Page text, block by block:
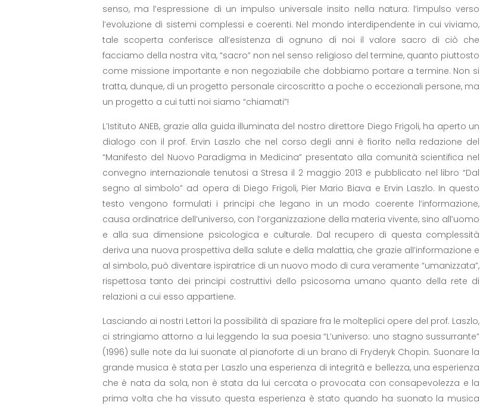
senso, ma l’espressione di un impulso universale insito nella natura: l’impulso verso
l’evoluzione di sistemi complessi e coerenti. Nel mondo interdipendente in cui viviamo,
tale scoperta conferisce all’esistenza di ognuno di noi il valore sacro di ciò che
facciamo della nostra vita, “sacro” non nel senso religioso del termine, quanto piuttosto
come missione importante e non negoziabile che dobbiamo portare a termine. Non si
tratta, dunque, di un progetto personale circoscritto a poche o eccezionali persone, ma
un progetto a cui tutti noi siamo “chiamati”!
L’Istituto ANEB, grazie alla guida illuminata del nostro direttore Diego Frigoli, ha aperto un
dialogo con il prof. Ervin Laszlo che nel corso degli anni è fiorito nella redazione del
“Manifesto del Nuovo Paradigma in Medicina” presentato alla comunità scientifica nel
convegno internazionale tenutosi a Stresa il 2 maggio 2013 e pubblicato nel libro “Dal
segno al simbolo” ad opera di Diego Frigoli, Pier Mario Biava e Ervin Laszlo. In questo
testo vengono formulati i principi che legano in un modo coerente l’informazione,
causa ordinatrice dell’universo, con l’organizzazione della materia vivente, sino all’uomo
e alla sua dimensione psicologica e culturale. Dal recupero di questa complessità
deriva una nuova prospettiva della salute e della malattia, che grazie all’informazione e
al simbolo, può diventare ispiratrice di un nuovo modo di cura veramente “umanizzata”,
rispettosa tanto dei principi costruttivi dello psicosoma umano quanto della rete di
relazioni a cui esso appartiene.
Lasciando ai nostri Lettori la possibilità di spaziare fra le molteplici opere del prof. Laszlo,
ci stringiamo attorno a lui leggendo la sua poesia “L’universo: uno stagno sussurrante”
(1996) sulle note da lui suonate al pianoforte di un brano di Fryderyk Chopin. Suonare la
grande musica è stata per Laszlo una esperienza di integrità e bellezza, una esperienza
che è nata da sola, non è stata da lui cercata o provocata con consapevolezza e la
prima volta che ha vissuto questa esperienza è stato quando ha suonato la musica